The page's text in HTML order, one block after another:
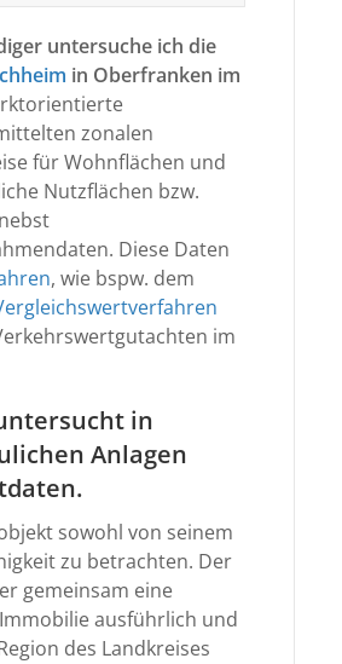
untersuche ich die
in Oberfranken im
zonalen
für Wohnflächen und
Nutzflächen bzw.
Diese Daten
, wie bspw. dem
im
in
Anlagen
sowohl von seinem
zu betrachten. Der
gemeinsam eine
ausführlich und
des Landkreises